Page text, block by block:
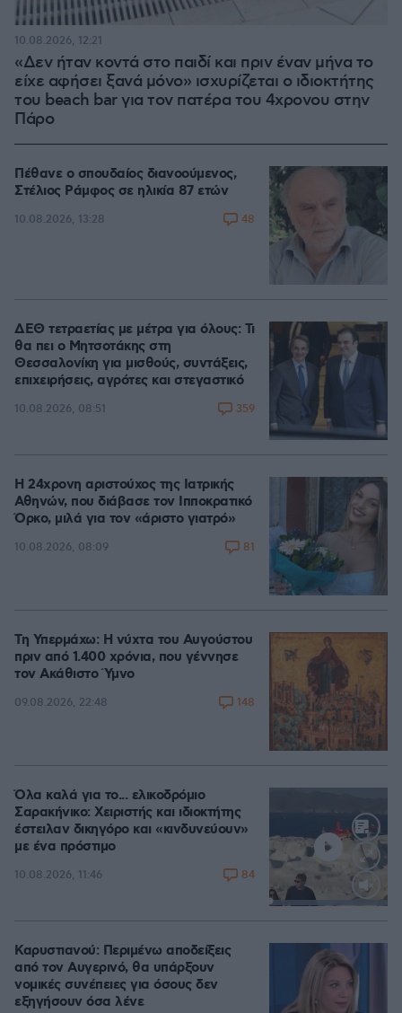
«Δεν ήταν κοντά στο παιδί και πριν έναν μήνα το
είχε αφήσει ξανά μόνο» ισχυρίζεται ο ιδιοκτήτης
του beach bar για τον πατέρα του 4χρονου στην
Πάρο
10.08.2026, 12:21
Πέθανε ο σπουδαίος διανοούμενος,
Στέλιος Ράμφος σε ηλικία 87 ετών
10.08.2026, 13:28 48
ΔΕΘ τετραετίας με μέτρα για όλους: Τι
θα πει ο Μητσοτάκης στη
Θεσσαλονίκη για μισθούς, συντάξεις,
επιχειρήσεις, αγρότες και στεγαστικό
10.08.2026, 08:51 359
Η 24χρονη αριστούχος της Ιατρικής
Αθηνών, που διάβασε τον Ιπποκρατικό
Όρκο, μιλά για τον «άριστο γιατρό»
10.08.2026, 08:09 81
Τη Υπερμάχω: Η νύχτα του Αυγούστου
πριν από 1.400 χρόνια, που γέννησε
τον Ακάθιστο Ύμνο
09.08.2026, 22:48 148
Loaded
Όλα καλά για το... ελικοδρόμιο
Σαρακήνικο: Χειριστής και ιδιοκτήτης
έστειλαν δικηγόρο και «κινδυνεύουν»
με ένα πρόστιμο
10.08.2026, 11:46 84
Καρυστιανού: Περιμένω αποδείξεις
από τον Αυγερινό, θα υπάρξουν
νομικές συνέπειες για όσους δεν
εξηγήσουν όσα λένε